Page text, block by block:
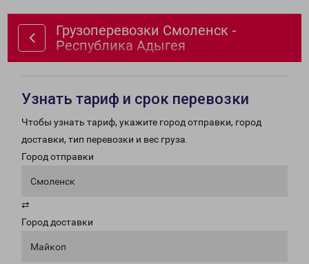
Грузоперевозки Смоленск -
Республика Адыгея
Узнать тариф и срок перевозки
Чтобы узнать тариф, укажите город отправки, город
доставки, тип перевозки и вес груза.
Город отправки
Смоленск
⇄
Город доставки
Майкоп